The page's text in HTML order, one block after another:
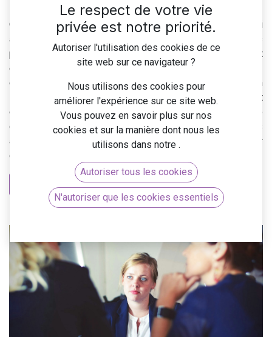
Odoo est une solution ERP puissante et flexible qui
accompagne les entreprises dans la gestion de leurs
processus. Cependant, pour maximiser son potentiel, il est
essentiel de travailler avec unpartenaire Odoo
certifié. Dans cet article, nous expliquons ce qu’est un
partenaire officiel Odoo, comment devenir partenaire, et
quels sont les différents types de partenariats Odoo
disponibles. Nous vous détaillerons également les
avantages à collaborer avec un partenaire Odoo pour
garantir la réussite de vos projets ERP.
Découvrir Odoo
Le respect de votre vie
privée est notre priorité.
Autoriser l'utilisation des cookies de ce
site web sur ce navigateur ?
Nous utilisons des cookies pour
améliorer l'expérience sur ce site web.
Vous pouvez en savoir plus sur nos
cookies et sur la manière dont nous les
utilisons dans notre .
Autoriser tous les cookies
N'autoriser que les cookies essentiels